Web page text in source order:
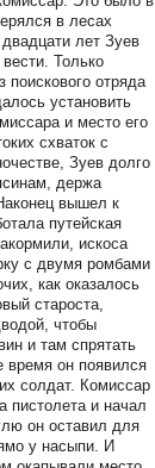
в лесах
лет Зуев
Только
поискового отряда
установить
и место его
схваток с
Зуев долго
держа
вышел к
путейская
искоса
с двумя ромбами
как оказалось
староста,
чтобы
и там спрятать
время он появился
солдат. Комиссар
пистолета и начал
он оставил для
у насыпи. И